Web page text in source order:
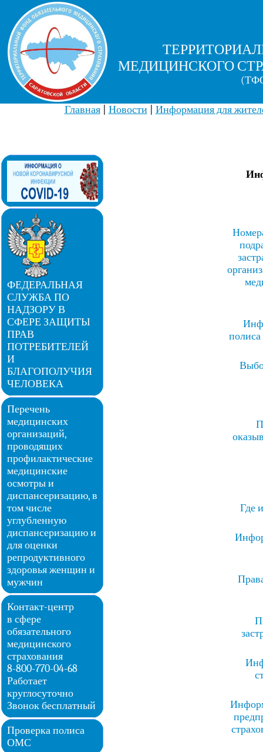
МЕДИЦИНСКОГО
Главная| Новости Информация для
ФЕДЕРАЛЬНАЯ
СЛУЖБА ПО
НАДЗОРУ В
СФЕРЕ ЗАЩИТЫ
ПРАВ
ПОТРЕБИТЕЛЕЙ
И
БЛАГОПОЛУЧИЯ
ЧЕЛОВЕКА
Перечень
медицинских
организаций,
проводящих
профилактические
медицинские
осмотры и
диспансеризацию, в
том числе
углубленную
диспансеризацию и
для оценки
репродуктивного
здоровья женщин и
мужчин
Контакт-центр
в сфере
обязательного
медицинского
страхования
8-800-770-04-68
Работает
круглосуточно
Звонок бесплатный
Проверка полиса
ОМС
полиса
Где